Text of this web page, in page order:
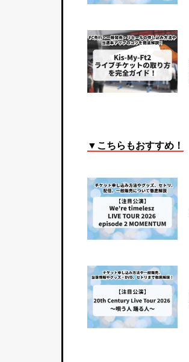
▼こちらもおすすめ！